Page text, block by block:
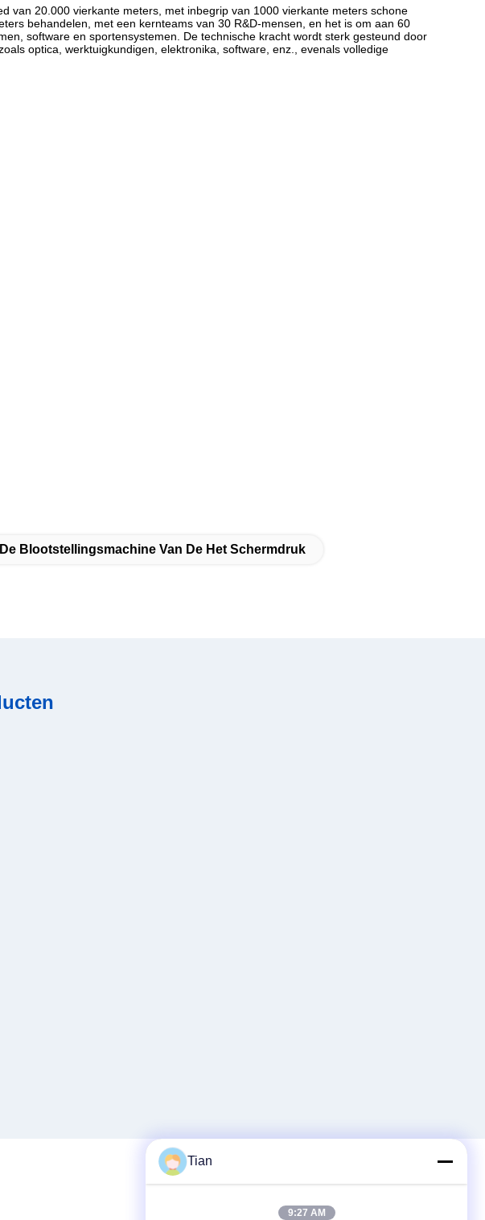
van 20.000 vierkante meters, met inbegrip van 1000 vierkante meters schone
behandelen, met een kernteams van 30 R&D-mensen, en het is om aan 60
software en sportensystemen. De technische kracht wordt sterk gesteund door
optica, werktuigkundigen, elektronika, software, enz., evenals volledige
Blootstellingsmachine Van De Het Schermdruk
Tian
9:27 AM